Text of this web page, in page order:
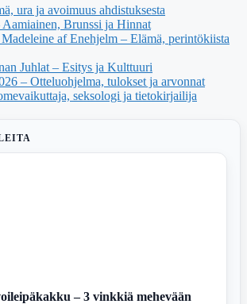
ura ja avoimuus ahdistuksesta
Brunssi ja Hinnat
af Enehjelm – Elämä, perintökiista
Juhlat – Esitys ja Kulttuuri
– Otteluohjelma, tulokset ja arvonnat
seksologi ja tietokirjailija
– 3 vinkkiä mehevään